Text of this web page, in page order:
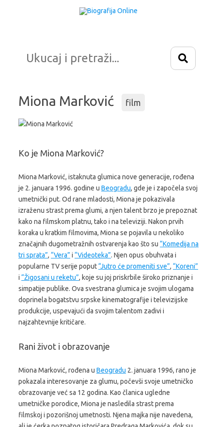
Miona Marković film
Ko je Miona Marković?
Miona Marković, istaknuta glumica nove generacije, rođena
je 2. januara 1996. godine u Beogradu, gde je i započela svoj
umetnički put. Od rane mladosti, Miona je pokazivala
izraženu strast prema glumi, a njen talent brzo je prepoznat
kako na filmskom platnu, tako i na televiziji. Nakon prvih
koraka u kratkim filmovima, Miona se pojavila u nekoliko
značajnih dugometražnih ostvarenja kao što su “Komedija na
tri sprata”, “Vera” i “Videoteka”. Njen opus obuhvata i
popularne TV serije poput“Jutro će promeniti sve”, “Koreni”
i “Žigosani u reketu”, koje su joj priskrbile široko priznanje i
simpatije publike. Ova svestrana glumica je svojim ulogama
doprinela bogatstvu srpske kinematografije i televizijske
produkcije, uspevajući da svojim talentom zadivi i
najzahtevnije kritičare.
Rani život i obrazovanje
Miona Marković, rođena u Beogradu 2. januara 1996, rano je
pokazala interesovanje za glumu, počevši svoje umetničko
obrazovanje već sa 12 godina. Kao članica ugledne
umetničke porodice, Miona je nasledila strast prema
filmskoj i pozorišnoj umetnosti. Njena majka nije navedena,